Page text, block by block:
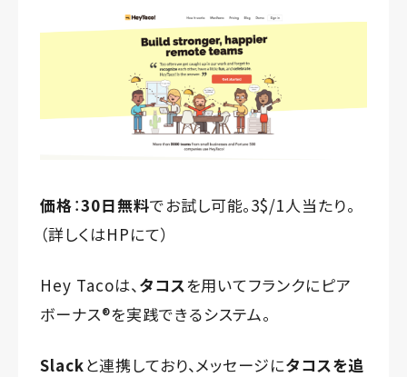
価格：30日無料でお試し可能。3$/1人当たり。
（詳しくはHPにて）
Hey Tacoは、 タコスを用いてフランクにピア
ボーナス®️を実践できるシステム。
Slackと連携しており、メッセージにタコスを追